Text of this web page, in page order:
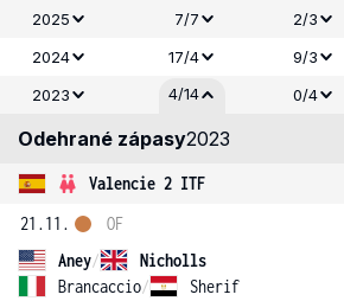
2025 7/7 2/3
2024
17/4 9/3
2023
4/14 0/4
Odehrané zápasy2023
Valencie 2 ITF
21.11.
Aney/
Nicholls
Brancaccio/ Sherif
OF